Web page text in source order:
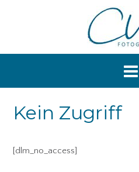
Kein Zugriff
[dlm_no_access]